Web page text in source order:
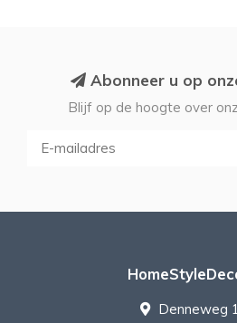
Abonneer u op
Blijf op de hoogte over
Denneweg